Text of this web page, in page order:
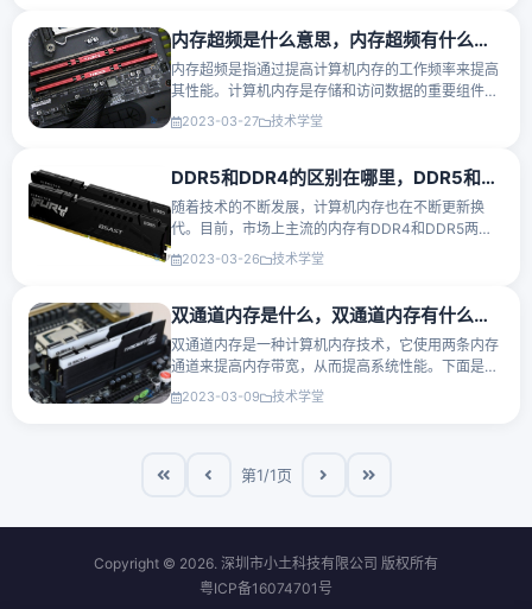
内存超频是什么意思，内存超频有什么好处和坏处？
内存超频是指通过提高计算机内存的工作频率来提高
其性能。计算机内存是存储和访问数据的重要组件之
一，因此提高内存的速度可以显著提高系统的整体性
能。然而，内存超频也有它的好处和坏处，下面将详
2023-03-27 技术学堂
DDR5和DDR4的区别在哪里，DDR5和DDR4性能差距有多大？
随着技术的不断发展，计算机内存也在不断更新换
代。目前，市场上主流的内存有DDR4和DDR5两种
类型。虽然两者都是内存条，但是它们之间还是存在
着很多不同之处。下面将从以下几个方面介绍DDR5
2023-03-26 技术学堂
双通道内存是什么，双通道内存有什么好处？
双通道内存是一种计算机内存技术，它使用两条内存
通道来提高内存带宽，从而提高系统性能。下面是一
份简要的文件介绍双通道内存和它的优点。双通道内
存的定义双通道内存是一种内存技术，它使用两条内
2023-03-09 技术学堂
第1/1页
Copyright © 2026. 深圳市小土科技有限公司 版权所有
粤ICP备16074701号